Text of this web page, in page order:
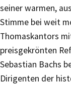
seiner warmen,
Stimme bei weit
Thomaskantors
preisgekrönten
Sebastian Bachs
Dirigenten der